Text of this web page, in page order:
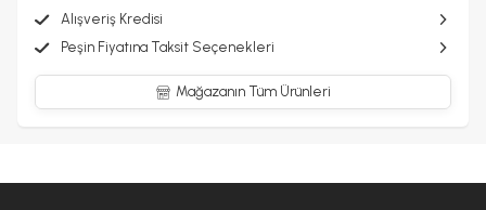
Alışveriş Kredisi
Peşin Fiyatına Taksit Seçenekleri
Mağazanın Tüm Ürünleri